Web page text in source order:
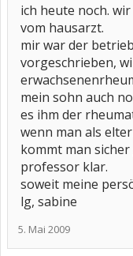
ich heute noch.
vom hausarzt.
mir war der
vorgeschrieben,
mein sohn auch
es ihm der
wenn man als
kommt man
professor klar.
soweit meine
lg, sabine
5. Mai 2009